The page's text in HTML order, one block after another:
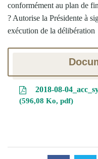
conformément au plan de
? Autorise la Présidente à
exécution de la délibération
2018-08-
596,08 Ko, pdf